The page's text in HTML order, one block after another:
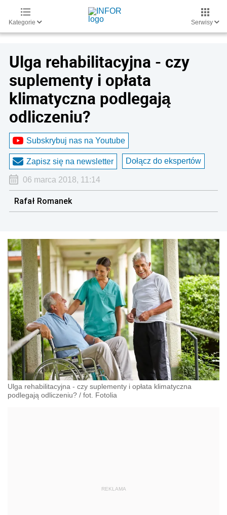
Kategorie Serwisy
Ulga rehabilitacyjna - czy
suplementy i opłata
klimatyczna podlegają
odliczeniu?
Subskrybuj nas na Youtube
Zapisz się na newsletter Dołącz do ekspertów
06 marca 2018, 11:14
Rafał Romanek
Ulga rehabilitacyjna - czy suplementy i opłata klimatyczna
podlegają odliczeniu? / fot. Fotolia